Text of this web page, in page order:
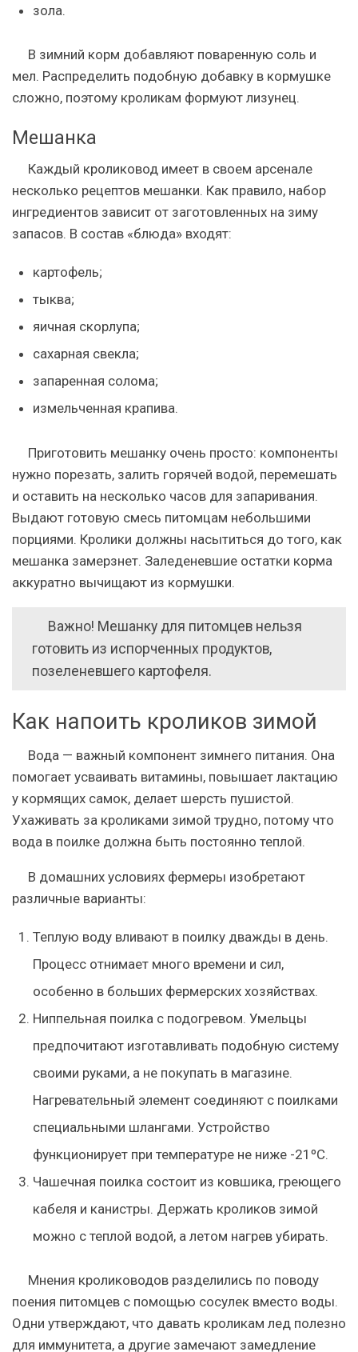
зола.
В зимний корм добавляют поваренную соль и
мел. Распределить подобную добавку в кормушке
сложно, поэтому кроликам формуют лизунец.
Мешанка
Каждый кроликовод имеет в своем арсенале
несколько рецептов мешанки. Как правило, набор
ингредиентов зависит от заготовленных на зиму
запасов. В состав «блюда» входят:
картофель;
тыква;
яичная скорлупа;
сахарная свекла;
запаренная солома;
измельченная крапива.
Приготовить мешанку очень просто: компоненты
нужно порезать, залить горячей водой, перемешать
и оставить на несколько часов для запаривания.
Выдают готовую смесь питомцам небольшими
порциями. Кролики должны насытиться до того, как
мешанка замерзнет. Заледеневшие остатки корма
аккуратно вычищают из кормушки.
Важно! Мешанку для питомцев нельзя
готовить из испорченных продуктов,
позеленевшего картофеля.
Как напоить кроликов зимой
Вода — важный компонент зимнего питания. Она
помогает усваивать витамины, повышает лактацию
у кормящих самок, делает шерсть пушистой.
Ухаживать за кроликами зимой трудно, потому что
вода в поилке должна быть постоянно теплой.
В домашних условиях фермеры изобретают
различные варианты:
Теплую воду вливают в поилку дважды в день.
Процесс отнимает много времени и сил,
особенно в больших фермерских хозяйствах.
Ниппельная поилка с подогревом. Умельцы
предпочитают изготавливать подобную систему
своими руками, а не покупать в магазине.
Нагревательный элемент соединяют с поилками
специальными шлангами. Устройство
функционирует при температуре не ниже -21ºC.
Чашечная поилка состоит из ковшика, греющего
кабеля и канистры. Держать кроликов зимой
можно с теплой водой, а летом нагрев убирать.
Мнения кролиководов разделились по поводу
поения питомцев с помощью сосулек вместо воды.
Одни утверждают, что давать кроликам лед полезно
для иммунитета, а другие замечают замедление